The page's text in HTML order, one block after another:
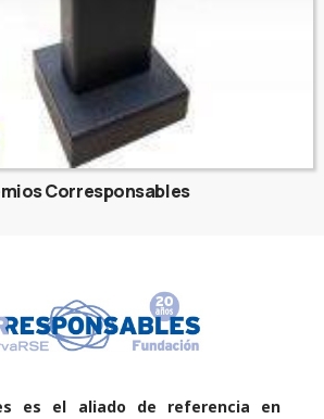
Corresponsables
es el aliado de referencia en